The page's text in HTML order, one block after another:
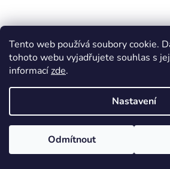
Tento web používá soubory cookie.
tohoto webu vyjadřujete souhlas s
informacízde.
Nastavení
Odmítnout